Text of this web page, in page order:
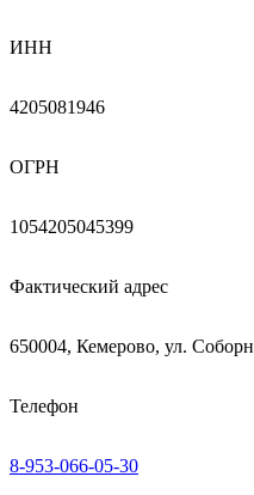
ИНН
4205081946
ОГРН
1054205045399
Фактический адрес
650004, Кемерово, ул.
Телефон
8-953-066-05-30